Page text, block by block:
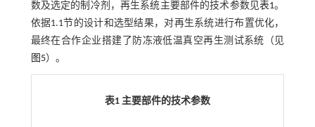
数及选定的制冷剂，再生系统主要部件的技术参数见表1。
依据1.1节的设计和选型结果，对再生系统进行布置优化，
最终在合作企业搭建了防冻液低温真空再生测试系统（见
图5）。
表1 主要部件的技术参数